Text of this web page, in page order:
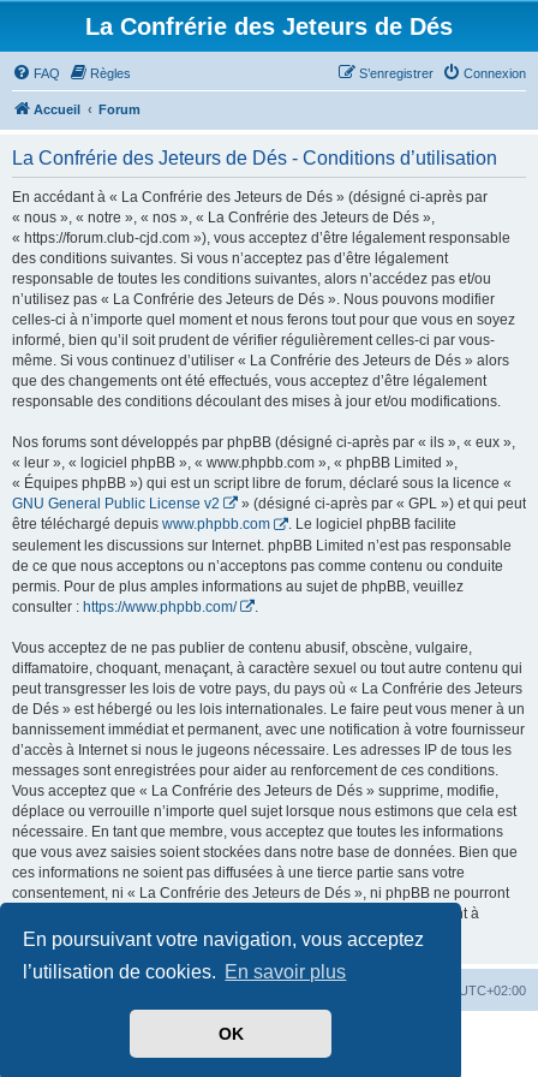
En poursuivant votre navigation, vous acceptez
l’utilisation de cookies. En savoir plus
OK
La Confrérie des Jeteurs de Dés
FAQ Règles Connexion
S’enregistrer
Accueil Forum
La Confrérie des Jeteurs de Dés - Conditions d’utilisation
En accédant à « La Confrérie des Jeteurs de Dés » (désigné ci-après par
« nous », « notre », « nos », « La Confrérie des Jeteurs de Dés »,
« https://forum.club-cjd.com »), vous acceptez d’être légalement responsable
des conditions suivantes. Si vous n’acceptez pas d’être légalement
responsable de toutes les conditions suivantes, alors n’accédez pas et/ou
n’utilisez pas « La Confrérie des Jeteurs de Dés ». Nous pouvons modifier
celles-ci à n’importe quel moment et nous ferons tout pour que vous en soyez
informé, bien qu’il soit prudent de vérifier régulièrement celles-ci par vous-
même. Si vous continuez d’utiliser « La Confrérie des Jeteurs de Dés » alors
que des changements ont été effectués, vous acceptez d’être légalement
responsable des conditions découlant des mises à jour et/ou modifications.
Nos forums sont développés par phpBB (désigné ci-après par « ils », « eux »,
« leur », « logiciel phpBB », « www.phpbb.com », « phpBB Limited »,
« Équipes phpBB ») qui est un script libre de forum, déclaré sous la licence «
GNU General Public License v2
» (désigné ci-après par « GPL ») et qui peut
être téléchargé depuis www.phpbb.com
. Le logiciel phpBB facilite
seulement les discussions sur Internet. phpBB Limited n’est pas responsable
de ce que nous acceptons ou n’acceptons pas comme contenu ou conduite
permis. Pour de plus amples informations au sujet de phpBB, veuillez
consulter : https://www.phpbb.com/
Vous acceptez de ne pas publier de contenu abusif, obscène, vulgaire,
diffamatoire, choquant, menaçant, à caractère sexuel ou tout autre contenu qui
peut transgresser les lois de votre pays, du pays où « La Confrérie des Jeteurs
de Dés » est hébergé ou les lois internationales. Le faire peut vous mener à un
bannissement immédiat et permanent, avec une notification à votre fournisseur
d’accès à Internet si nous le jugeons nécessaire. Les adresses IP de tous les
messages sont enregistrées pour aider au renforcement de ces conditions.
Vous acceptez que « La Confrérie des Jeteurs de Dés » supprime, modifie,
déplace ou verrouille n’importe quel sujet lorsque nous estimons que cela est
nécessaire. En tant que membre, vous acceptez que toutes les informations
que vous avez saisies soient stockées dans notre base de données. Bien que
ces informations ne soient pas diffusées à une tierce partie sans votre
consentement, ni « La Confrérie des Jeteurs de Dés », ni phpBB ne pourront
être tenus comme responsables en cas de tentative de piratage visant à
compromettre les données.
UTC+02:00
phpBB ® Forum Software © phpBB Limited
phpBB-fr.com